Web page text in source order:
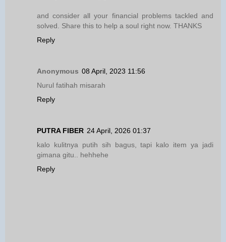
and consider all your financial problems tackled and
solved. Share this to help a soul right now. THANKS
Reply
Anonymous 08 April, 2023 11:56
Nurul fatihah misarah
Reply
PUTRA FIBER 24 April, 2026 01:37
kalo kulitnya putih sih bagus, tapi kalo item ya jadi
gimana gitu.. hehhehe
Reply